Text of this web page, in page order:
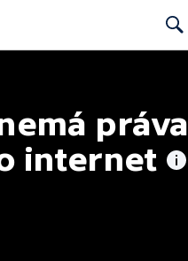
práva
internet